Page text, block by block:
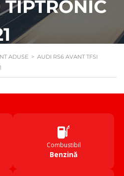
ADUSE > AUDI RS6 AVANT TFSI
Combustibil
Benzină